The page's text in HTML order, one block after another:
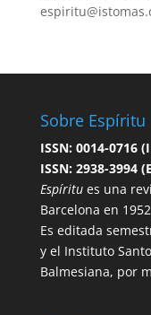
Sobre Espíritu
ISSN: 0014-0716
ISSN: 2938-3994
Espíritues una
Barcelona en
Es editada
y el Instituto
Balmesiana, por